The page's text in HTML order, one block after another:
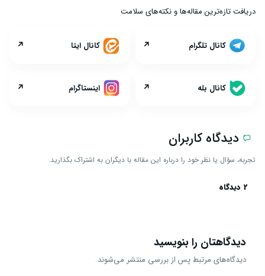
دریافت تازه‌ترین مقاله‌ها و نکته‌های سلامت
کانال تلگرام ↗ کانال ایتا ↗
کانال بله ↗ اینستاگرام ↗
دیدگاه کاربران
تجربه، سؤال یا نظر خود را درباره این مقاله با دیگران به اشتراک بگذارید.
2 دیدگاه
دیدگاهتان را بنویسید
دیدگاه‌های مرتبط پس از بررسی منتشر می‌شوند.